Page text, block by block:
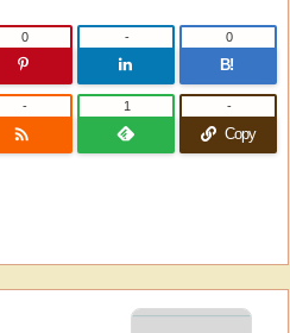
0 -
B!
0

- 1
Copy
-